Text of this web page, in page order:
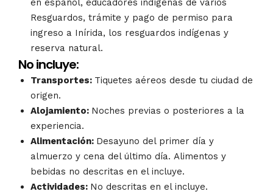
Resguardos, trámite y pago de permiso para
ingreso a Inírida, los resguardos indígenas y
reserva natural.
No incluye:
Transportes: Tiquetes aéreos desde tu ciudad de
origen.
Alojamiento: Noches previas o posteriores a la
experiencia.
Alimentación: Desayuno del primer día y
almuerzo y cena del último día. Alimentos y
bebidas no descritas en el incluye.
Actividades: No descritas en el incluye.